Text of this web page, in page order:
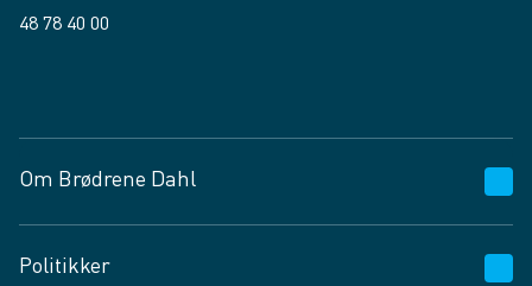
48 78 40 00
Om Brødrene Dahl
Vagttelefon 30 10 89 89
Politikker